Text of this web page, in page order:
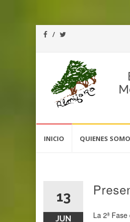
INICIO QUIENES
13
JUN La 2ª Fase